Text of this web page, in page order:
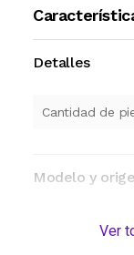
Detalles
Cantidad de
Modelo y
Ver